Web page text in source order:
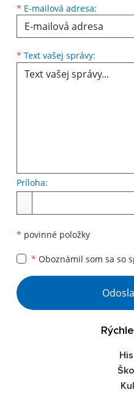
* E-mailová adresa:
* Text vašej správy:
Príloha:
* povinné položky
* Oboznámil som sa so
Google reCaptcha